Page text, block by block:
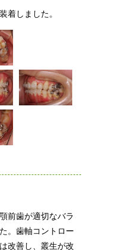
着しました。
前歯が適切なバラ
。歯軸コントロー
改善し、叢生が改